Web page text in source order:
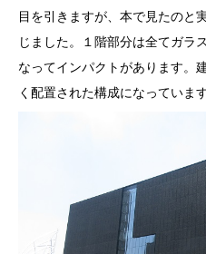
目を引きますが、本で見たのと
じました。１階部分は全てガラ
なってインパクトがあります。
く配置された構成になっています